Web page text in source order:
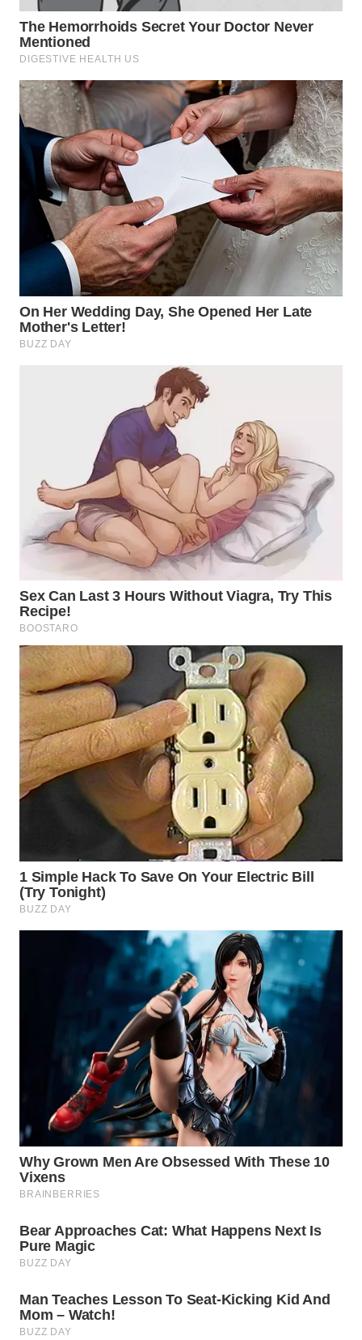
PRIANGAN
TIMUR
WN
SEMARANG
WN
SOLO
WN
BOROBUDUR
WN
MADURA
WN
SURABAYA
WN
MANDALIKA
LIKUPANG
WN
LABUANBAJO
WN
BORNEO
Wahana
Media
Group
WAHANA
TANI
WAHANA
KONSUMEN
WAHANA
LISTRIK
WAHANA
TRAVEL
WAHANA
TV
ID